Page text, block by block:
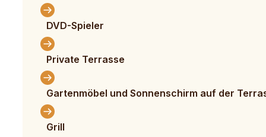
DVD-Spieler
Private Terrasse
Gartenmöbel und Sonnenschirm auf der
Grill